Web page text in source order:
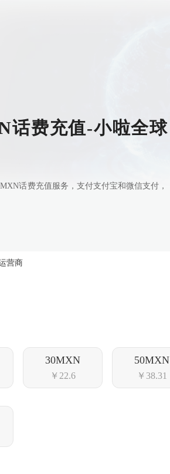
话费充值-小啦全球
话费充值服务，支付支付宝和微信支付，
营商
30MXN
￥22.6
50MXN
￥38.31